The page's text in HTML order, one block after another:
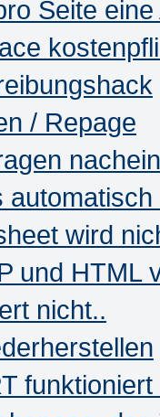
Seite
/ Repage
wird
und HTML
nicht..
funktioniert